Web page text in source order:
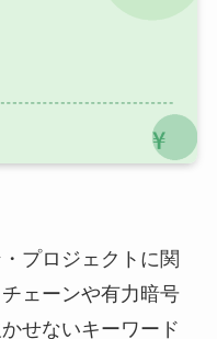
プロジェクトに関
ェーンや有力暗号
せないキーワード